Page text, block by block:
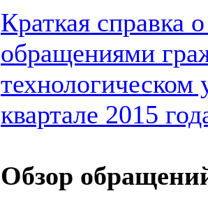
Краткая справка
обращениями
технологическом
квартале 2015
Обзор